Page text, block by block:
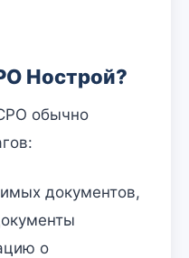
Нострой?
обычно
документов,
о